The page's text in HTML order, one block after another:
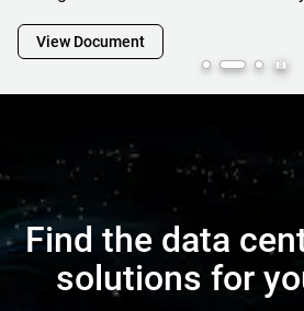
Find the data
solutions for